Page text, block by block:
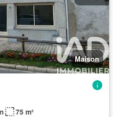
Maison
75 m²